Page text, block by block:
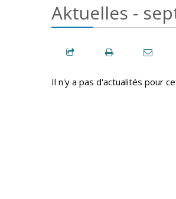
Aktuelles -
Il n'y a pas d'actualités pour